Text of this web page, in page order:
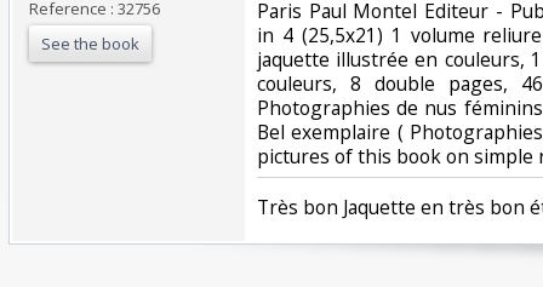
Reference : 32756
See the book
‎Paris Paul Montel Editeur -
in 4 (25,5x21) 1 volume
jaquette illustrée en couleurs,
couleurs, 8 double pages,
Photographies de nus
Bel exemplaire (
pictures of this book on simple
‎Très bon Jaquette en très bon